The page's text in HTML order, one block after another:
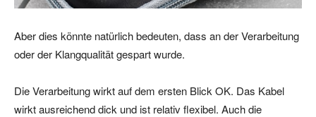
Aber dies könnte natürlich bedeuten, dass an der Verarbeitung
oder der Klangqualität gespart wurde.
Die Verarbeitung wirkt auf dem ersten Blick OK. Das Kabel
wirkt ausreichend dick und ist relativ flexibel. Auch die